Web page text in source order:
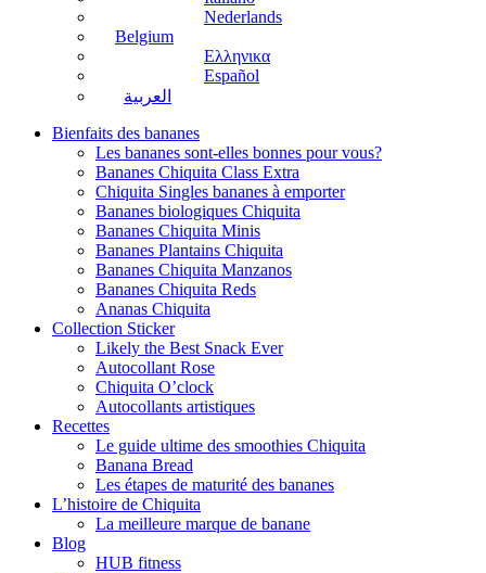
Nederlands
Belgium
Ελληνικα
Español
العربية
Bienfaits des bananes
Les bananes sont-elles bonnes pour vous?
Bananes Chiquita Class Extra
Chiquita Singles bananes à emporter
Bananes biologiques Chiquita
Bananes Chiquita Minis
Bananes Plantains Chiquita
Bananes Chiquita Manzanos
Bananes Chiquita Reds
Ananas Chiquita
Collection Sticker
Likely the Best Snack Ever
Autocollant Rose
Chiquita O’clock
Autocollants artistiques
Recettes
Le guide ultime des smoothies Chiquita
Banana Bread
Les étapes de maturité des bananes
L’histoire de Chiquita
La meilleure marque de banane
Blog
HUB fitness